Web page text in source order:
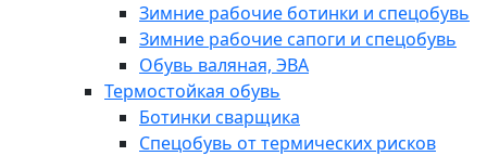
Зимние рабочие ботинки и спецобувь
Зимние рабочие сапоги и спецобувь
Обувь валяная, ЭВА
Термостойкая обувь
Ботинки сварщика
Спецобувь от термических рисков